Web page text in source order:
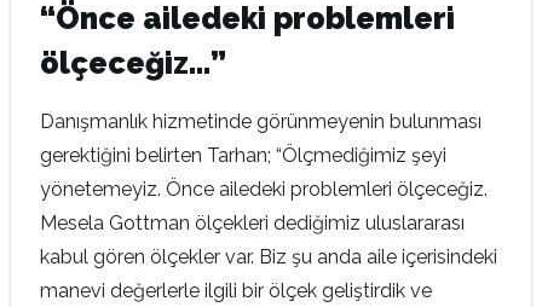
“Önce ailedeki problemleri
ölçeceğiz…”
Danışmanlık hizmetinde görünmeyenin bulunması
gerektiğini belirten Tarhan; “Ölçmediğimiz şeyi
yönetemeyiz. Önce ailedeki problemleri ölçeceğiz.
Mesela Gottman ölçekleri dediğimiz uluslararası
kabul gören ölçekler var. Biz şu anda aile içerisindeki
manevi değerlerle ilgili bir ölçek geliştirdik ve